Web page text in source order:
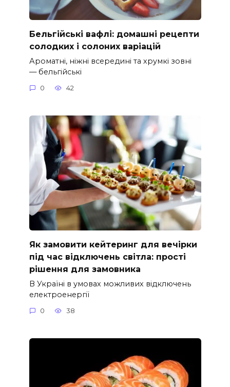
Бельгійські вафлі: домашні рецепти
солодких і солоних варіацій
Ароматні, ніжні всередині та хрумкі зовні
— бельгійські
0 42
Як замовити кейтеринг для вечірки
під час відключень світла: прості
рішення для замовника
В Україні в умовах можливих відключень
електроенергії
0 38